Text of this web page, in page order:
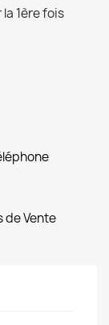
1ère fois
de Vente